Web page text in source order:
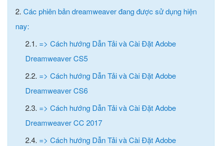
2. Các phiên bản dreamweaver đang được sử dụng hiện
nay:
2.1. => Cách hướng Dẫn Tải và Cài Đặt Adobe
Dreamweaver CS5
2.2. => Cách hướng Dẫn Tải và Cài Đặt Adobe
Dreamweaver CS6
2.3. => Cách hướng Dẫn Tải và Cài Đặt Adobe
Dreamweaver CC 2017
2.4. => Cách hướng Dẫn Tải và Cài Đặt Adobe